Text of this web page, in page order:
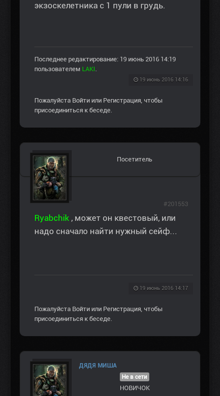
экзоскелетника с 1 пули в грудь.
Последнее редактирование: 19 июнь 2016 14:19
пользователем LAKI.
19 июнь 2016 14:16
Пожалуйста Войти или Регистрация, чтобы
присоединиться к беседе.
Посетитель
Ryabchik , может он квестовый, или
надо сначало найти нужный сейф...
19 июнь 2016 14:17
#201553
Пожалуйста Войти или Регистрация, чтобы
присоединиться к беседе.
ДЯДЯ МИША
Не в сети
НОВИЧОК